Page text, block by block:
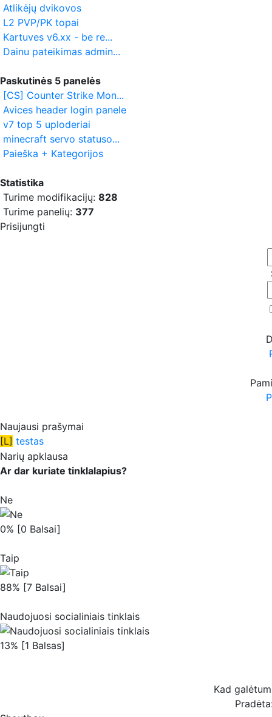
Atlikėjų dvikovos
L2 PVP/PK topai
Kartuves v6.xx - be re...
Dainu pateikimas admin...
Paskutinės 5 panelės
[CS] Counter Strike Mon...
Avices header login panele
v7 top 5 uploderiai
minecraft servo statuso...
Paieška + Kategorijos
Statistika
Turime modifikacijų: 828
Turime panelių: 377
Prisijungti
Naujausi prašymai
[L] testas
Narių apklausa
Ar dar kuriate tinklalapius?
Ne
0% [0 Balsai]
Taip
88% [7 Balsai]
Naudojuosi socialiniais tinklais
13% [1 Balsas]
Kad